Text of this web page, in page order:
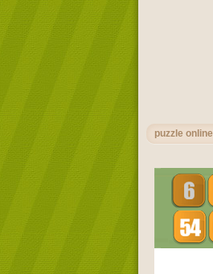
puzzle online